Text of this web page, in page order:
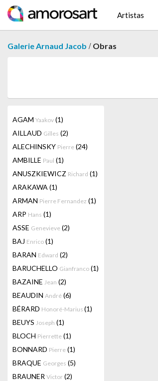
Artistas
Galerie Arnaud Jacob / Obras
AGAM Yaakov (1)
AILLAUD Gilles (2)
ALECHINSKY Pierre (24)
AMBILLE Paul (1)
ANUSZKIEWICZ Richard (1)
ARAKAWA (1)
ARMAN Pierre Fernandez (1)
ARP Hans (1)
ASSE Genevieve (2)
BAJ Enrico (1)
BARAN Edward (2)
BARUCHELLO Gianfranco (1)
BAZAINE Jean (2)
BEAUDIN André (6)
BÉRARD Honoré-Marius (1)
BEUYS Joseph (1)
BLOCH Pierrette (1)
BONNARD Pierre (1)
BRAQUE Georges (5)
BRAUNER Victor (2)